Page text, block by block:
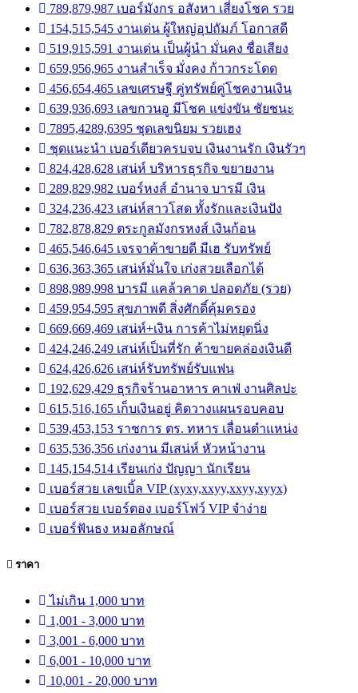
789,879,987 เบอร์มังกร อสังหา เสี่ยงโชค รวย
154,515,545 งานเด่น ผู้ใหญ่อุปถัมภ์ โอกาสดี
519,915,591 งานเด่น เป็นผู้นำ มั่นคง ชื่อเสียง
659,956,965 งานสำเร็จ มั่งคง ก้าวกระโดด
456,654,465 เลขเศรษฐี คู่ทรัพย์คู่โชคงานเงิน
639,936,693 เลขกวนอู มีโชค แข่งขัน ชัยชนะ
7895,4289,6395 ชุดเลขนิยม รวยเฮง
ชุดแนะนำ เบอร์เดียวครบจบ เงินงานรัก เงินรัวๆ
824,428,628 เสน่ห์ บริหารธุรกิจ ขยายงาน
289,829,982 เบอร์หงส์ อำนาจ บารมี เงิน
324,236,423 เสน่ห์สาวโสด ทั้งรักและเงินปัง
782,878,829 ตระกูลมังกรหงส์ เงินก้อน
465,546,645 เจรจาค้าขายดี มีเฮ รับทรัพย์
636,363,365 เสน่ห์มั่นใจ เก่งสวยเลือกได้
898,989,998 บารมี แคล้วคาด ปลอดภัย (รวย)
459,954,595 สุขภาพดี สิ่งศักดิ์คุ้มครอง
669,669,469 เสน่ห์+เงิน การค้าไม่หยุดนิ่ง
424,246,249 เสน่ห์เป็นที่รัก ค้าขายคล่องเงินดี
624,426,626 เสน่ห์รับทรัพย์รับแฟน
192,629,429 ธุรกิจร้านอาหาร คาเฟ่ งานศิลปะ
615,516,165 เก็บเงินอยู่ คิดวางแผนรอบคอบ
539,453,153 ราชการ ตร. ทหาร เลื่อนตำแหน่ง
635,536,356 เก่งงาน มีเสน่ห์ หัวหน้างาน
145,154,514 เรียนเก่ง ปัญญา นักเรียน
เบอร์สวย เลขเบิ้ล VIP (xyxy,xxyy,xxyy,xyyx)
เบอร์สวย เบอร์ตอง เบอร์โฟว์ VIP จำง่าย
เบอร์ฟันธง หมอลักษณ์
ราคา
ไม่เกิน 1,000 บาท
1,001 - 3,000 บาท
3,001 - 6,000 บาท
6,001 - 10,000 บาท
10,001 - 20,000 บาท